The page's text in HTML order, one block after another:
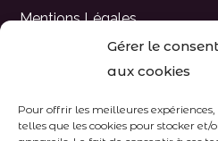
Gérer le
aux cookies
Pour offrir les meilleures
telles que les cookies pour stocker
Mentions Légales
Nos partenaires